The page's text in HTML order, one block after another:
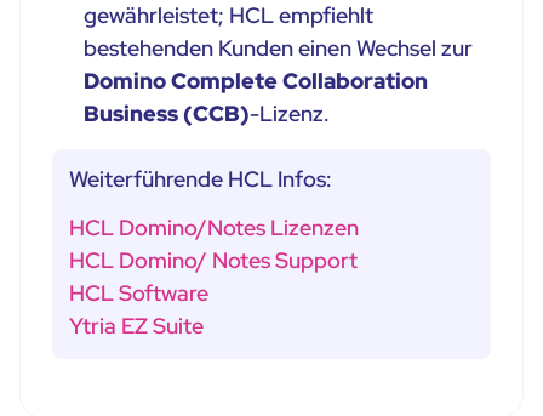
gewährleistet; HCL empfiehlt
bestehenden Kunden einen Wechsel zur
Domino Complete Collaboration
Business (CCB)-Lizenz.
Weiterführende HCL Infos:
HCL Domino/Notes Lizenzen
HCL Domino/ Notes Support
HCL Software
Ytria EZ Suite